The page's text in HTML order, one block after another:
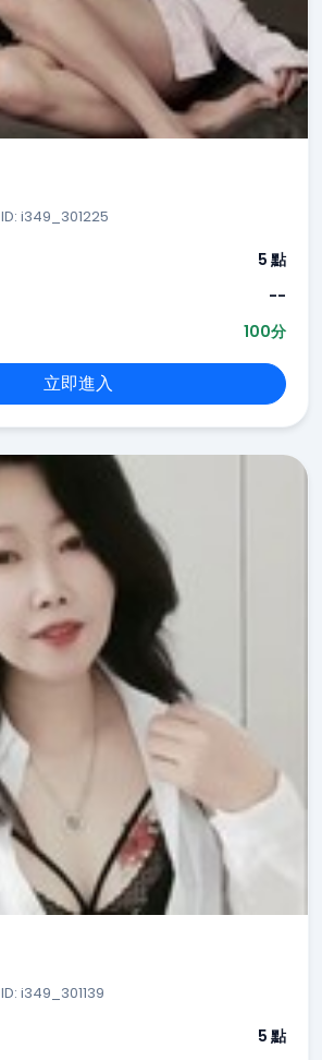
ID: i349_301225
5 點
--
100分
立即進入
ID: i349_301139
5 點